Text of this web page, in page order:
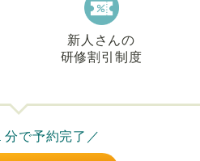
新人さんの
研修割引制度
分で予約完了／